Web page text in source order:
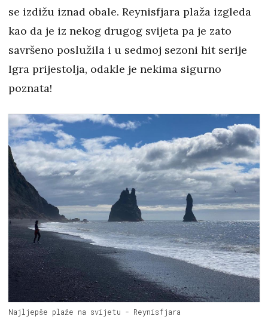
se izdižu iznad obale. Reynisfjara plaža izgleda
kao da je iz nekog drugog svijeta pa je zato
savršeno poslužila i u sedmoj sezoni hit serije
Igra prijestolja, odakle je nekima sigurno
poznata!
Najljepše plaže na svijetu - Reynisfjara